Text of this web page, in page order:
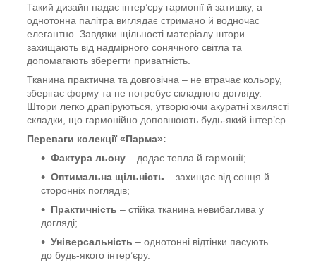
Такий дизайн надає інтер’єру гармонії й затишку, а
однотонна палітра виглядає стримано й водночас
елегантно. Завдяки щільності матеріалу штори
захищають від надмірного сонячного світла та
допомагають зберегти приватність.
Тканина практична та довговічна – не втрачає кольору,
зберігає форму та не потребує складного догляду.
Штори легко драпіруються, утворюючи акуратні хвилясті
складки, що гармонійно доповнюють будь-який інтер’єр.
Переваги колекції «Парма»:
Фактура льону – додає тепла й гармонії;
Оптимальна щільність – захищає від сонця й
сторонніх поглядів;
Практичність – стійка тканина невибаглива у
догляді;
Універсальність – однотонні відтінки пасують
до будь-якого інтер’єру.